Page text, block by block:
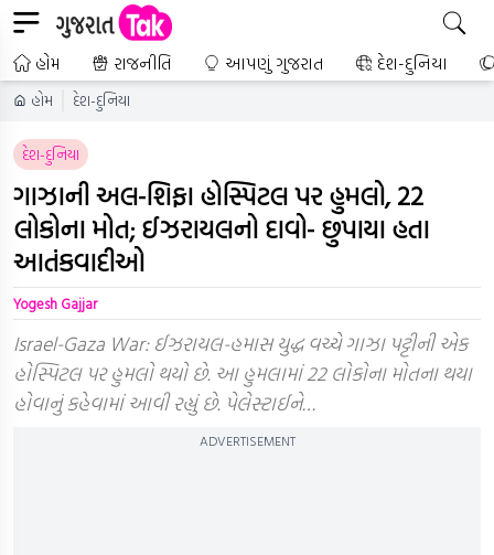
હોમ રાજનીતિ આપણું ગુજરાત દેશ-દુનિયા
હોમ દેશ-દુનિયા
દેશ-દુનિયા
ગાઝાની અલ-શિફા હોસ્પિટલ પર હુમલો, 22
લોકોના મોત; ઈઝરાયલનો દાવો- છુપાયા હતા
આતંકવાદીઓ
Yogesh Gajjar
Israel-Gaza War: ઈઝરાયલ-હમાસ યુદ્ધ વચ્ચે ગાઝા પટ્ટીની એક
હોસ્પિટલ પર હુમલો થયો છે. આ હુમલામાં 22 લોકોના મોતના થયા
હોવાનું કહેવામાં આવી રહ્યું છે. પેલેસ્ટાઈને…
ADVERTISEMENT